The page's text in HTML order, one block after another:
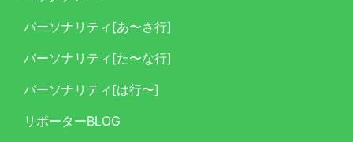
パーソナリティ[あ〜さ行]
パーソナリティ[た〜な行]
パーソナリティ[は行〜]
リポーターBLOG